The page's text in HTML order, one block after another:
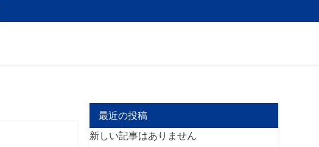
最近の投稿
新しい記事はありません